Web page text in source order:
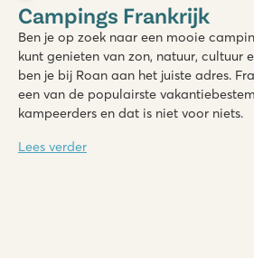
Campings Frankrijk
Ben je op zoek naar een mooie
kunt genieten van zon, natuur, cultuur
ben je bij Roan aan het juiste adres.
een van de populairste
kampeerders en dat is niet voor niets.
Lees verder